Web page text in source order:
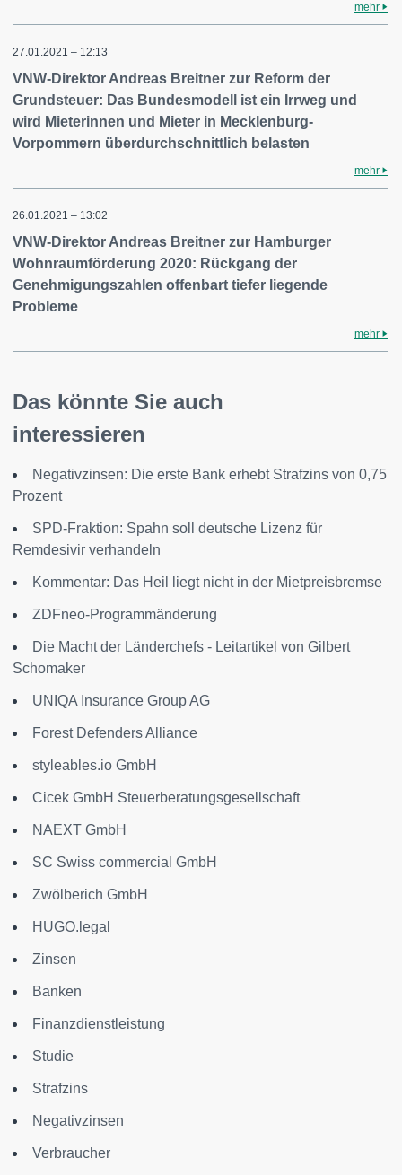
mehr
27.01.2021 – 12:13
VNW-Direktor Andreas Breitner zur Reform der
Grundsteuer: Das Bundesmodell ist ein Irrweg und
wird Mieterinnen und Mieter in Mecklenburg-
Vorpommern überdurchschnittlich belasten
mehr
26.01.2021 – 13:02
VNW-Direktor Andreas Breitner zur Hamburger
Wohnraumförderung 2020: Rückgang der
Genehmigungszahlen offenbart tiefer liegende
Probleme
mehr
Das könnte Sie auch
interessieren
Negativzinsen: Die erste Bank erhebt Strafzins von 0,75
Prozent
SPD-Fraktion: Spahn soll deutsche Lizenz für
Remdesivir verhandeln
Kommentar: Das Heil liegt nicht in der Mietpreisbremse
ZDFneo-Programmänderung
Die Macht der Länderchefs - Leitartikel von Gilbert
Schomaker
UNIQA Insurance Group AG
Forest Defenders Alliance
styleables.io GmbH
Cicek GmbH Steuerberatungsgesellschaft
NAEXT GmbH
SC Swiss commercial GmbH
Zwölberich GmbH
HUGO.legal
Zinsen
Banken
Finanzdienstleistung
Studie
Strafzins
Negativzinsen
Verbraucher